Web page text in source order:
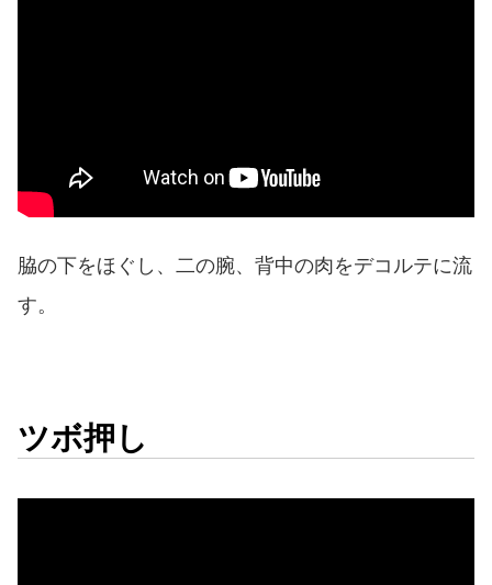
脇の下をほぐし、二の腕、背中の肉をデコルテに流
す。
ツボ押し